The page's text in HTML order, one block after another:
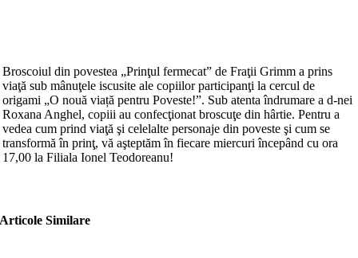
Broscoiul din povestea „Prinţul fermecat” de Fraţii Grimm a prins
viaţă sub mânuţele iscusite ale copiilor participanţi la cercul de
origami „O nouă viață pentru Poveste!”. Sub atenta îndrumare a d-nei
Roxana Anghel, copiii au confecţionat broscuţe din hârtie. Pentru a
vedea cum prind viaţă şi celelalte personaje din poveste şi cum se
transformă în prinţ, vă aşteptăm în fiecare miercuri începând cu ora
17,00 la Filiala Ionel Teodoreanu!
Articole Similare